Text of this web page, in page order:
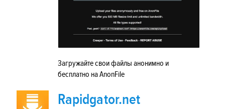
Загружайте свои файлы анонимно и
бесплатно на AnonFile
Rapidgator.net